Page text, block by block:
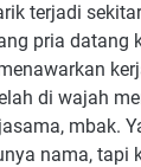
terjadi
pria datang
di wajah
mbak.
nama, tapi